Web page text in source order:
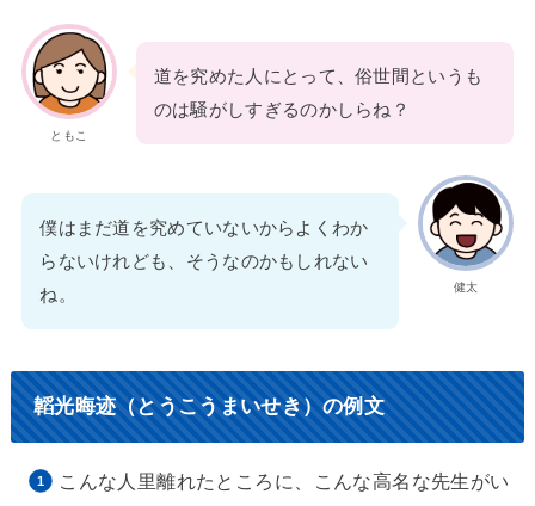
ともこ
道を究めた人にとって、俗世間というも
のは騒がしすぎるのかしらね？
健太
僕はまだ道を究めていないからよくわか
らないけれども、そうなのかもしれない
ね。
韜光晦迹（とうこうまいせき）の例文
こんな人里離れたところに、こんな高名な先生がい